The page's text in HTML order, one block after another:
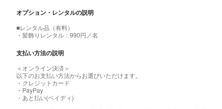
オプション・レンタルの説明
■レンタル品（有料）
・髪飾りレンタル：990円／名
支払い方法の説明
＜オンライン決済＞
以下のお支払い方法からお選びいただけます。
・クレジットカード
・PayPay
・あと払い(ペイディ)